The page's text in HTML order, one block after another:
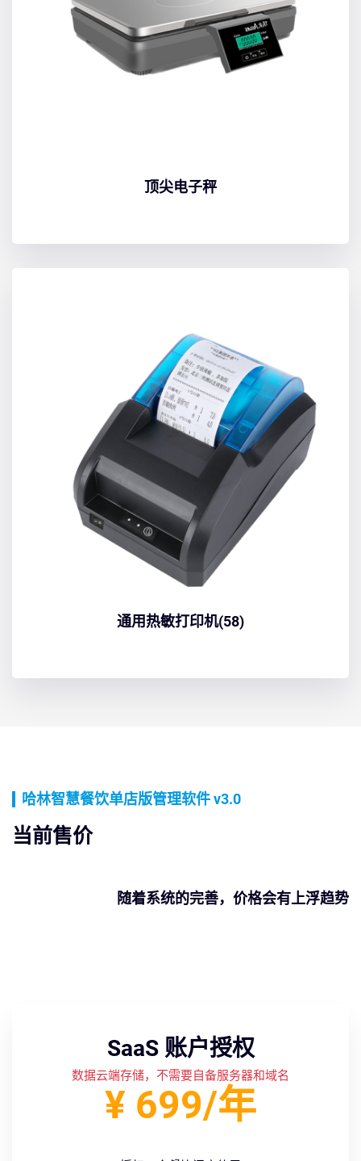
顶尖电子秤
通用热敏打印机(58)
哈林智慧餐饮单店版管理软件 v3.0
当前售价
随着系统的完善，价格会有上浮趋势
SaaS 账户授权
数据云端存储，不需要自备服务器和域名
¥ 699/年